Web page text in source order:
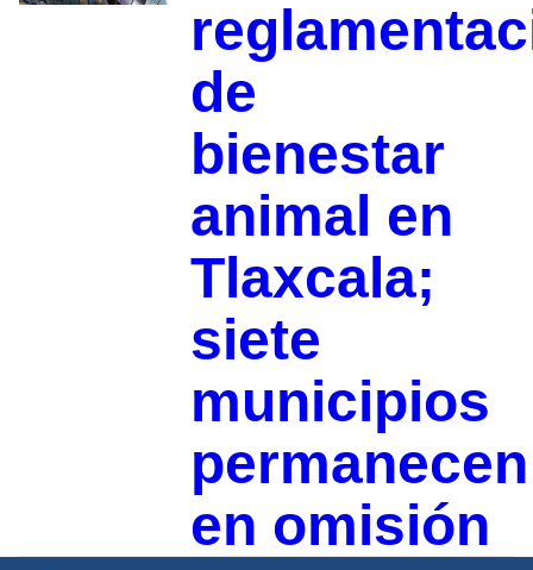
de
bienestar
animal en
Tlaxcala;
siete
municipios
permanecen
en omisión